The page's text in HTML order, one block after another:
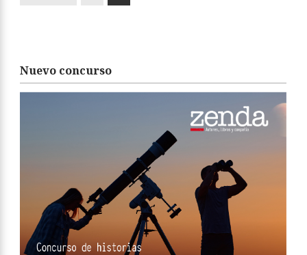
Nuevo concurso